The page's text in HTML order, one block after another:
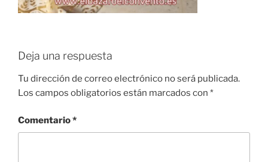
Deja una respuesta
Tu dirección de correo electrónico no será publicada.
Los campos obligatorios están marcados con *
Comentario*